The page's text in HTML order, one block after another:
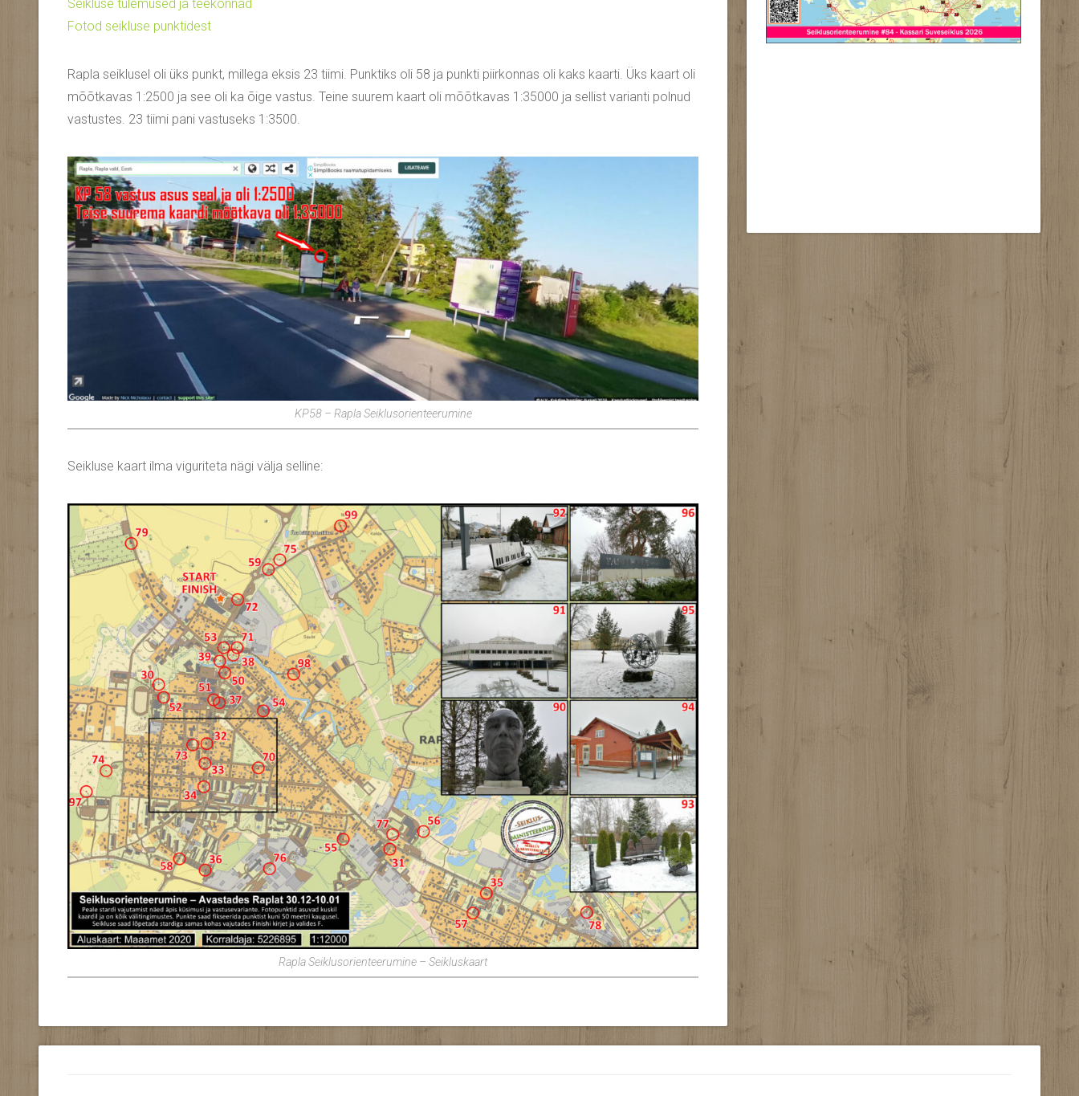
Seikluse tulemused ja teekonnad
Fotod seikluse punktidest
Rapla seiklusel oli üks punkt, millega eksis 23 tiimi. Punktiks oli 58 ja punkti piirkonnas oli kaks kaarti. Üks kaart oli
mõõtkavas 1:2500 ja see oli ka õige vastus. Teine suurem kaart oli mõõtkavas 1:35000 ja sellist varianti polnud
vastustes. 23 tiimi pani vastuseks 1:3500.
KP58 – Rapla Seiklusorienteerumine
Seikluse kaart ilma viguriteta nägi välja selline:
Rapla Seiklusorienteerumine – Seikluskaart